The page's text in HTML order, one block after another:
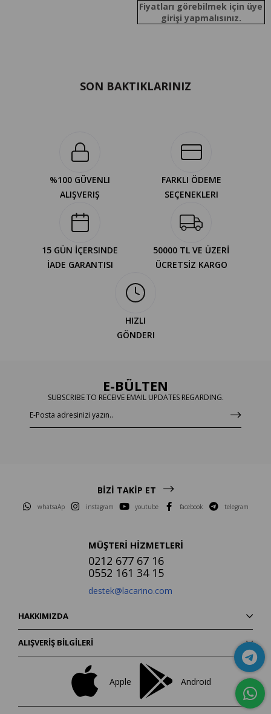
Fiyatları görebilmek için üye
girişi yapmalısınız.
SON BAKTIKLARINIZ
%100 GÜVENLI
ALIŞVERIŞ
FARKLI ÖDEME
SEÇENEKLERI
15 GÜN İÇERSINDE
İADE GARANTISI
50000 TL VE ÜZERİ
ÜCRETSİZ KARGO
HIZLI
GÖNDERI
E-BÜLTEN
SUBSCRIBE TO RECEIVE EMAIL UPDATES REGARDING.
BİZİ TAKİP ET
whatsaAp instagram youtube facebook telegram
MÜŞTERİ HİZMETLERİ
0212 677 67 16
0552 161 34 15
destek@lacarino.com
HAKKIMIZDA
ALIŞVERİŞ BİLGİLERİ
Apple Android